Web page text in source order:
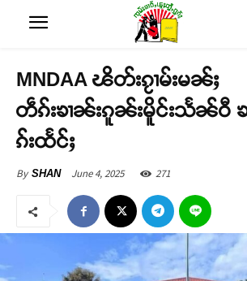
MNDAA ၽိတ်းၵႂၢမ်းမၼ်ႈ
တဵၵ်းၶၢၼ်းၵူၼ်းမိူင်းသႅၼ်ဝီ
ၵ်းထႅင်ႈ
By SHAN June 4, 2025 271